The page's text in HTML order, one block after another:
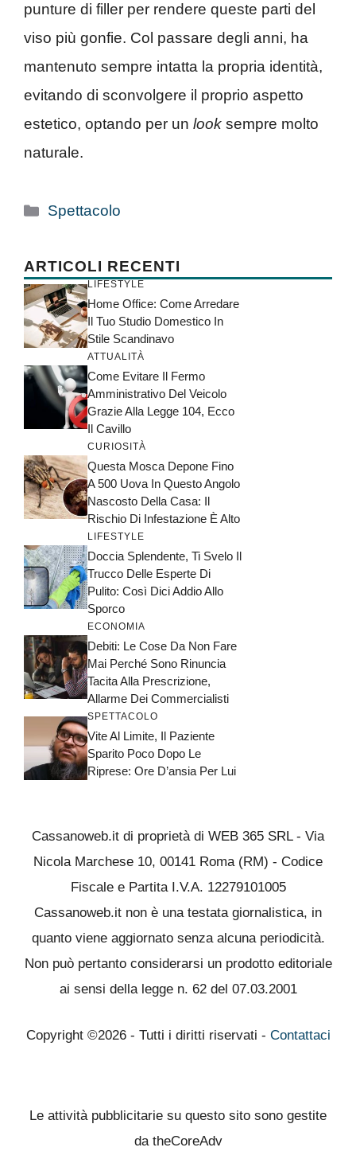
punture di filler per rendere queste parti del
viso più gonfie. Col passare degli anni, ha
mantenuto sempre intatta la propria identità,
evitando di sconvolgere il proprio aspetto
estetico, optando per un look sempre molto
naturale.
Categorie
Spettacolo
ARTICOLI RECENTI
LIFESTYLE
Home Office: Come Arredare
Il Tuo Studio Domestico In
Stile Scandinavo
ATTUALITÀ
Come Evitare Il Fermo
Amministrativo Del Veicolo
Grazie Alla Legge 104, Ecco
Il Cavillo
CURIOSITÀ
Questa Mosca Depone Fino
A 500 Uova In Questo Angolo
Nascosto Della Casa: Il
Rischio Di Infestazione È Alto
LIFESTYLE
Doccia Splendente, Ti Svelo Il
Trucco Delle Esperte Di
Pulito: Così Dici Addio Allo
Sporco
ECONOMIA
Debiti: Le Cose Da Non Fare
Mai Perché Sono Rinuncia
Tacita Alla Prescrizione,
Allarme Dei Commercialisti
SPETTACOLO
Vite Al Limite, Il Paziente
Sparito Poco Dopo Le
Riprese: Ore D’ansia Per Lui
Cassanoweb.it di proprietà di WEB 365 SRL - Via
Nicola Marchese 10, 00141 Roma (RM) - Codice
Fiscale e Partita I.V.A. 12279101005
Cassanoweb.it non è una testata giornalistica, in
quanto viene aggiornato senza alcuna periodicità.
Non può pertanto considerarsi un prodotto editoriale
ai sensi della legge n. 62 del 07.03.2001
Copyright ©2026 - Tutti i diritti riservati - Contattaci
Le attività pubblicitarie su questo sito sono gestite
da theCoreAdv